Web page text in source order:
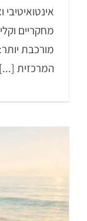
מחקריים
מורכבת
המרכזית [...]